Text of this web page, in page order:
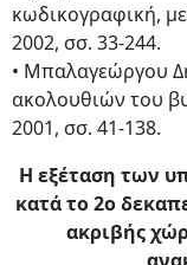
κωδικογραφική,
2002, σσ. 33-244.
• Μπαλαγεώργου
ακολουθιών του
2001, σσ. 41-138.
Η εξέταση των
κατά το 2ο
ακριβής